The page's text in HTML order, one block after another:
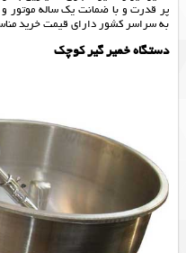
پر قدرت و با ضمانت یک ساله
به سراسر کشور دارای قیمت خرید
دستگاه خمیر گیر کوچک